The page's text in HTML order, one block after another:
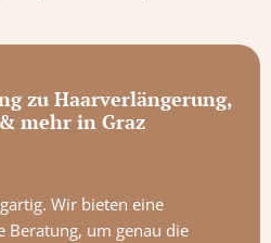
zu Haarverlängerung,
mehr in Graz
Wir bieten eine
um genau die